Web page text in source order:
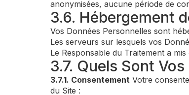
anonymisées, aucune période de
3.6. Hébergement
Vos Données Personnelles sont
Les serveurs sur lesquels vos
Le Responsable du Traitement a
3.7. Quels Sont
3.7.1. Consentement Votre
du Site :